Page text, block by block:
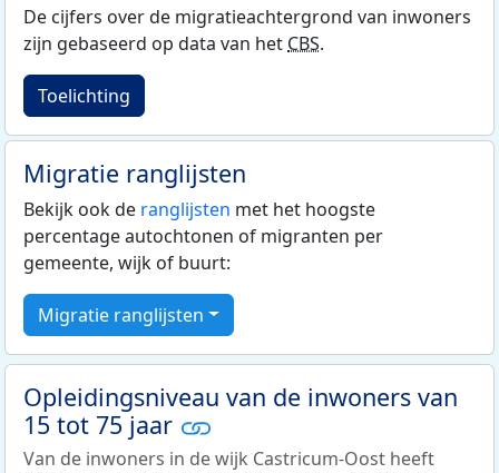
De cijfers over de migratieachtergrond van inwoners
zijn gebaseerd op data van het CBS.
Toelichting
Migratie ranglijsten
Bekijk ook de ranglijsten met het hoogste
percentage autochtonen of migranten per
gemeente, wijk of buurt:
Migratie ranglijsten
Opleidingsniveau van de inwoners van
15 tot 75 jaar
Van de inwoners in de wijk Castricum-Oost heeft